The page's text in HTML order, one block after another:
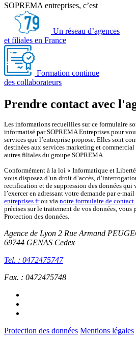
SOPREMA entreprises, c’est
Un réseau d’agences
et filiales en France
Formation continue
des collaborateurs
Prendre contact avec
Les informations recueillies sur ce formulaire
informatisé par SOPREMA Entreprises pour
services que l’entreprise propose. Elles sont
destinées aux services marketing et
autres filiales du groupe SOPREMA.
Conformément à la loi « Informatique et
vous disposez d’un droit d’accès,
rectification et de suppression des données qui
l’exercer en adressant votre demande par e-mail
entreprises.frou via notre formulaire de contact
précises sur le traitement de vos données, vous
Protection des données.
Agence de Lyon 2 Rue Armand
69744 GENAS Cedex
Tel. : 0472475747
Fax. : 0472475748
Protection des données Mentions légales